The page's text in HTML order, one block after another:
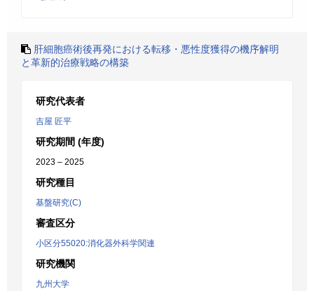
肝細胞癌術後再発における転移・悪性度獲得の機序解明
と革新的治療戦略の構築
研究代表者
吉屋 匠平
研究期間 (年度)
2023 – 2025
研究種目
基盤研究(C)
審査区分
小区分55020:消化器外科学関連
研究機関
九州大学